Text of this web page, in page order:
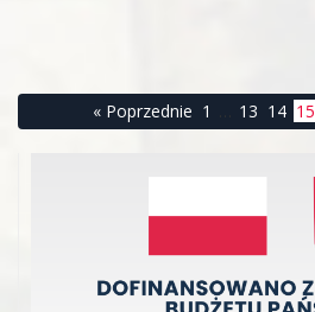
« Poprzednie 1 13 14 15